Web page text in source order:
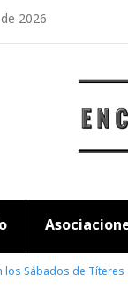
2026
los Sábados de